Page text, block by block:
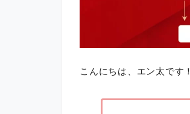
こんにちは、エン太です！